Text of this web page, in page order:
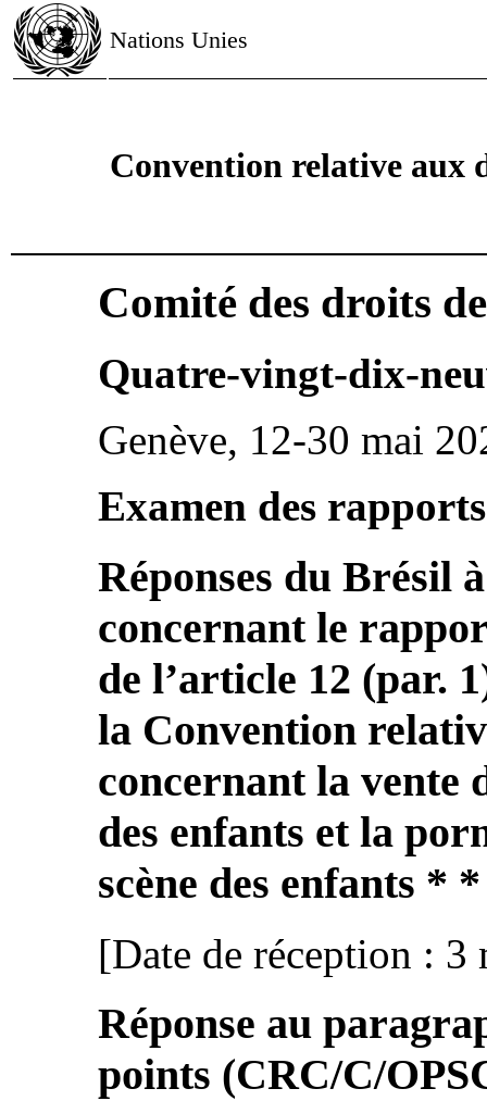
Nations Unies
Convention relative aux
Comité des droits
Quatre-vingt-dix-
Genève, 12-30 mai
Examen des
Réponses du Brésil
concernant le
de l’article 12 (par.
la Convention
concernant la vente
des enfants et la
scène des enfants * *
[Date de réception : 3
Réponse au
points (CRC/C/